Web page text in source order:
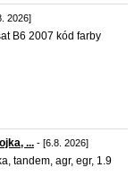
2026]
B6 2007 kód farby
... - [6.8. 2026]
tandem, agr, egr, 1.9